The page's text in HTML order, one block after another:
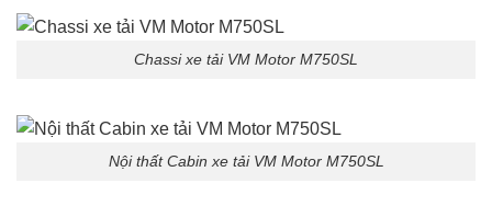
Chassi xe tải VM Motor M750SL
Nội thất Cabin xe tải VM Motor M750SL